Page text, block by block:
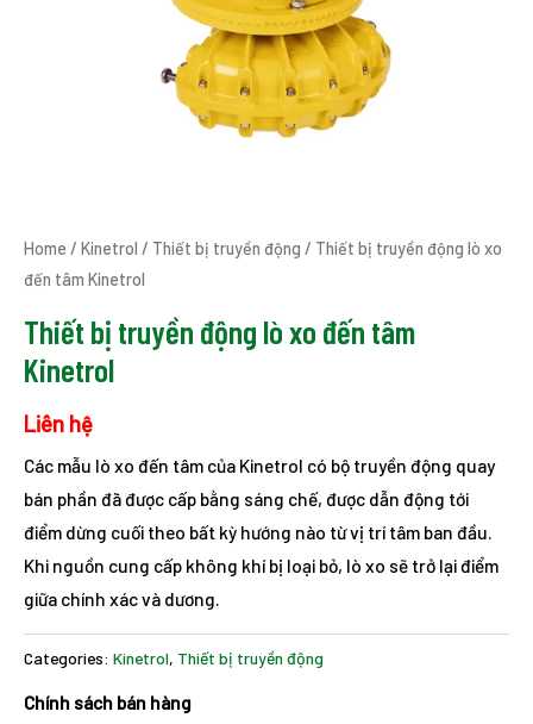
Home / Kinetrol / Thiết bị truyền động / Thiết bị truyền động lò xo
đến tâm Kinetrol
Thiết bị truyền động lò xo đến tâm
Kinetrol
Liên hệ
Các mẫu lò xo đến tâm của Kinetrol có bộ truyền động quay
bán phần đã được cấp bằng sáng chế, được dẫn động tới
điểm dừng cuối theo bất kỳ hướng nào từ vị trí tâm ban đầu.
Khi nguồn cung cấp không khí bị loại bỏ, lò xo sẽ ​​trở lại điểm
giữa chính xác và dương.
Categories: Kinetrol, Thiết bị truyền động
Chính sách bán hàng